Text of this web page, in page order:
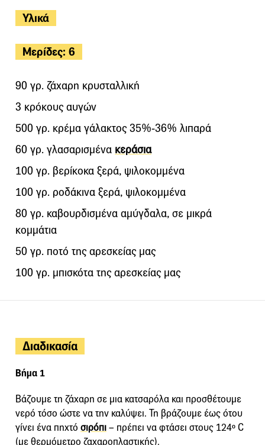
Υλικά
Μερίδες: 6
90 γρ. ζάχαρη κρυσταλλική
3 κρόκους αυγών
500 γρ. κρέμα γάλακτος 35%-36% λιπαρά
60 γρ. γλασαρισμένα κεράσια
100 γρ. βερίκοκα ξερά, ψιλοκομμένα
100 γρ. ροδάκινα ξερά, ψιλοκομμένα
80 γρ. καβουρδισμένα αμύγδαλα, σε μικρά
κομμάτια
50 γρ. ποτό της αρεσκείας μας
100 γρ. μπισκότα της αρεσκείας μας
Διαδικασία
Βήμα 1
Βάζουμε τη ζάχαρη σε μια κατσαρόλα και προσθέτουμε
νερό τόσο ώστε να την καλύψει. Τη βράζουμε έως ότου
γίνει ένα πηχτό σιρόπι– πρέπει να φτάσει στους 124º C
(με θερμόμετρο ζαχαροπλαστικής).